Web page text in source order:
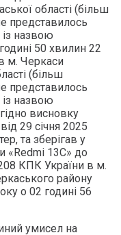
області (більш
представилось
назвою
50 хвилин 22
м. Черкаси
(більш
представилось
назвою
висновку
29 січня 2025
та зберігав у
«Redmi 13C» до
КПК України в м.
району
о 02 годині 56
умисел на